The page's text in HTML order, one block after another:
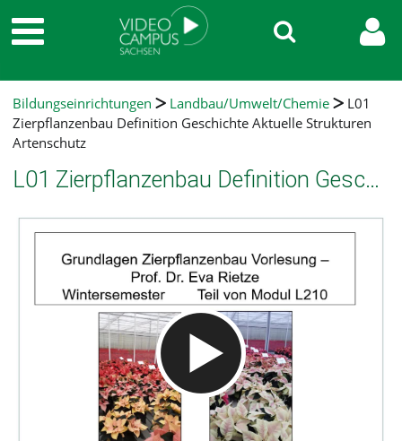
Bildungseinrichtungen Landbau/Umwelt/Chemie
L01
Zierpflanzenbau Definition Geschichte Aktuelle Strukturen
Artenschutz
L01 Zierpflanzenbau Definition Geschichte Aktuelle Strukturen Artenschutz